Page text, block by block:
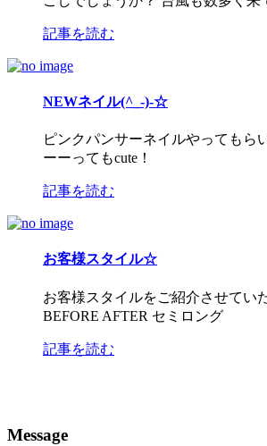
記事を読む
NEWネイル(^_-)-☆
ピンクパンサーネイルやってもら
ーーってもcute！
記事を読む
お客様スタイル☆
お客様スタイルをご紹介させてい
BEFORE AFTER セミロング
記事を読む
Message